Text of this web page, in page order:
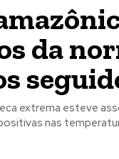
da
extrema esteve
nas